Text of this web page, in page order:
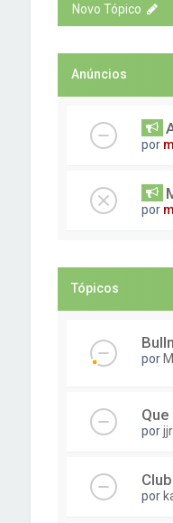
Novo Tópico
Anúncios
por
por
Tópicos
por
por
por